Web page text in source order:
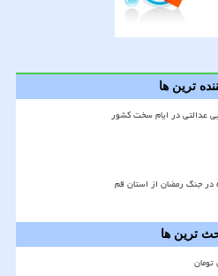
ترین ها
بی عدالتی در ایام سخت کشور
در جنگ رمضان از استان قم
ترین ها